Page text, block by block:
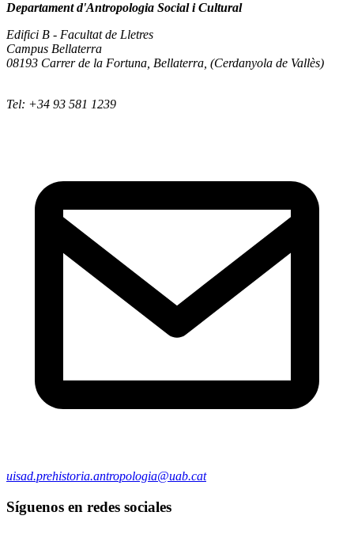
Departament d'Antropologia Social i Cultural
Edifici B - Facultat de Lletres
Campus Bellaterra
08193 Carrer de la Fortuna, Bellaterra, (Cerdanyola de Vallès)
Tel: +34 93 581 1239
uisad.prehistoria.antropologia@uab.cat
Síguenos en redes sociales